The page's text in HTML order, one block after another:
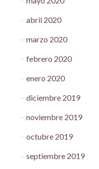
abril 2020
marzo 2020
febrero 2020
enero 2020
diciembre 2019
noviembre 2019
octubre 2019
septiembre 2019